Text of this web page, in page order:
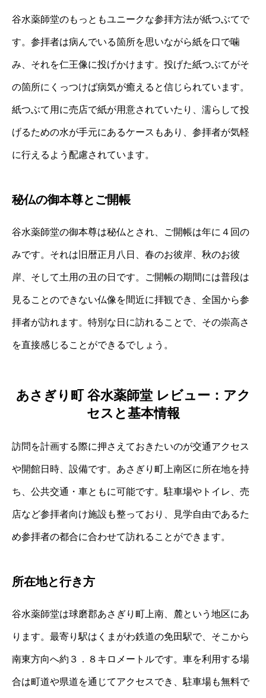
谷水薬師堂のもっともユニークな参拝方法が紙つぶてで
す。参拝者は病んでいる箇所を思いながら紙を口で噛
み、それを仁王像に投げかけます。投げた紙つぶてがそ
の箇所にくっつけば病気が癒えると信じられています。
紙つぶて用に売店で紙が用意されていたり、濡らして投
げるための水が手元にあるケースもあり、参拝者が気軽
に行えるよう配慮されています。
秘仏の御本尊とご開帳
谷水薬師堂の御本尊は秘仏とされ、ご開帳は年に４回の
みです。それは旧暦正月八日、春のお彼岸、秋のお彼
岸、そして土用の丑の日です。ご開帳の期間には普段は
見ることのできない仏像を間近に拝観でき、全国から参
拝者が訪れます。特別な日に訪れることで、その崇高さ
を直接感じることができるでしょう。
あさぎり町 谷水薬師堂 レビュー：アク
セスと基本情報
訪問を計画する際に押さえておきたいのが交通アクセス
や開館日時、設備です。あさぎり町上南区に所在地を持
ち、公共交通・車ともに可能です。駐車場やトイレ、売
店など参拝者向け施設も整っており、見学自由であるた
め参拝者の都合に合わせて訪れることができます。
所在地と行き方
谷水薬師堂は球磨郡あさぎり町上南、麓という地区にあ
ります。最寄り駅はくまがわ鉄道の免田駅で、そこから
南東方向へ約３．８キロメートルです。車を利用する場
合は町道や県道を通じてアクセスでき、駐車場も無料で